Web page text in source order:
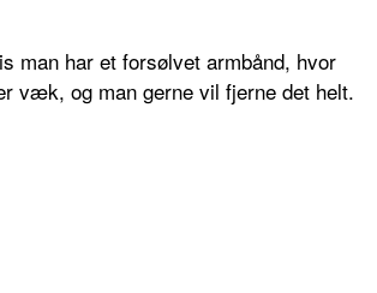
man har et forsølvet armbånd, hvor
væk, og man gerne vil fjerne det helt.